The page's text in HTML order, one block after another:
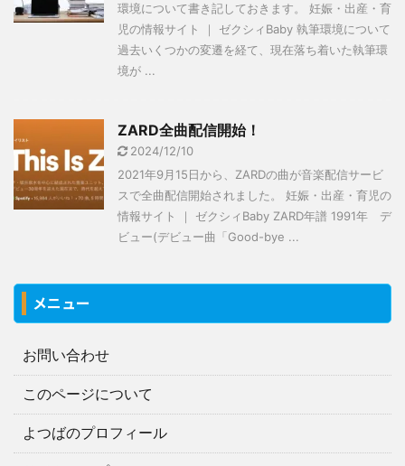
環境について書き記しておきます。 妊娠・出産・育
児の情報サイト ｜ ゼクシィBaby 執筆環境について
過去いくつかの変遷を経て、現在落ち着いた執筆環
境が ...
ZARD全曲配信開始！
2024/12/10
2021年9月15日から、ZARDの曲が音楽配信サービ
スで全曲配信開始されました。 妊娠・出産・育児の
情報サイト ｜ ゼクシィBaby ZARD年譜 1991年 デ
ビュー(デビュー曲「Good-bye ...
メニュー
お問い合わせ
このページについて
よつばのプロフィール